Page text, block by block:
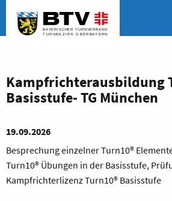
Kampfrichterausbildung
Basisstufe- TG München
19.09.2026
Besprechung einzelner Turn10®
Turn10® Übungen in der Basisstufe,
Kampfrichterlizenz Turn10® Basisstufe